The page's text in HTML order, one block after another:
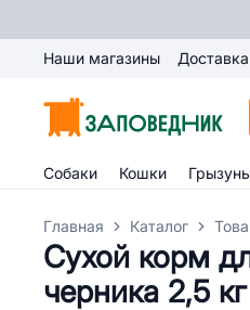
Наши магазины Доставка
Собаки Кошки
Главная Каталог
Сухой корм
черника 2,5 кг